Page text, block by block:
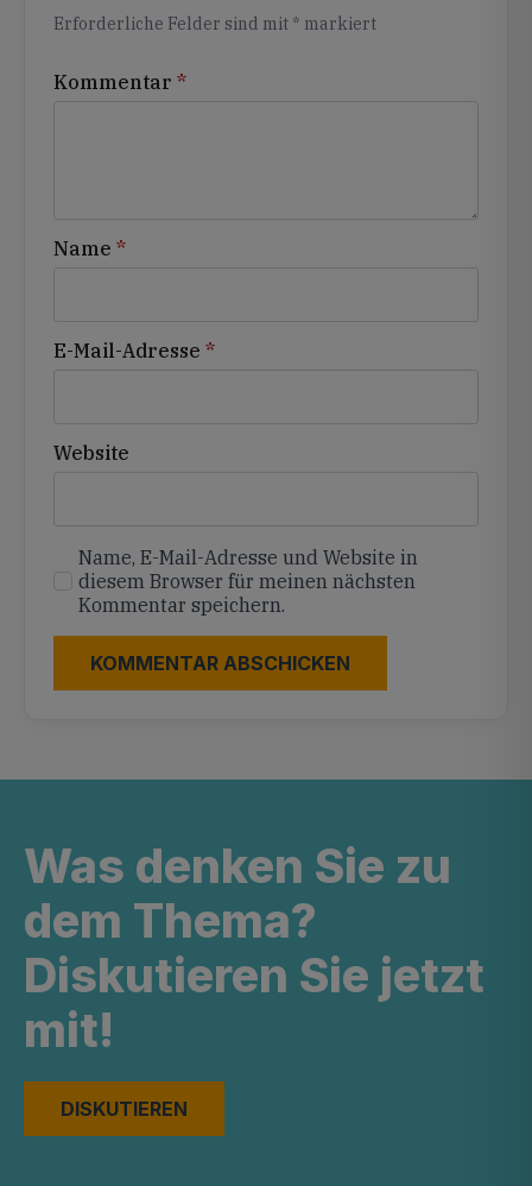
Erforderliche Felder sind mit * markiert
Kommentar *
Name *
E-Mail-Adresse *
Website
Name, E-Mail-Adresse und Website in
diesem Browser für meinen nächsten
Kommentar speichern.
Was denken Sie zu
dem Thema?
Diskutieren Sie jetzt
mit!
DISKUTIEREN